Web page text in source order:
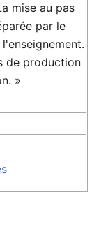
mise au pas
par le
de production
»